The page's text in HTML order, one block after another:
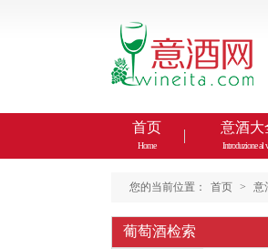
首页
Home
意酒大
Introduzione al
您的当前位置： 首页 > 意
葡萄酒检索